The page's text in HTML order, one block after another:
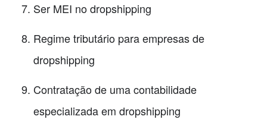
Ser MEI no dropshipping
Regime tributário para empresas de
dropshipping
Contratação de uma contabilidade
especializada em dropshipping